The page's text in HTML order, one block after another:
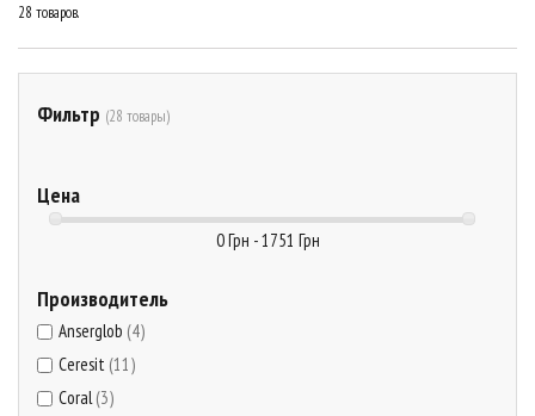
28 товаров.
Фильтр (28 товары)
Цена
0 Грн - 1751 Грн
Производитель
Anserglob (4)
Ceresit (11)
Coral(3)